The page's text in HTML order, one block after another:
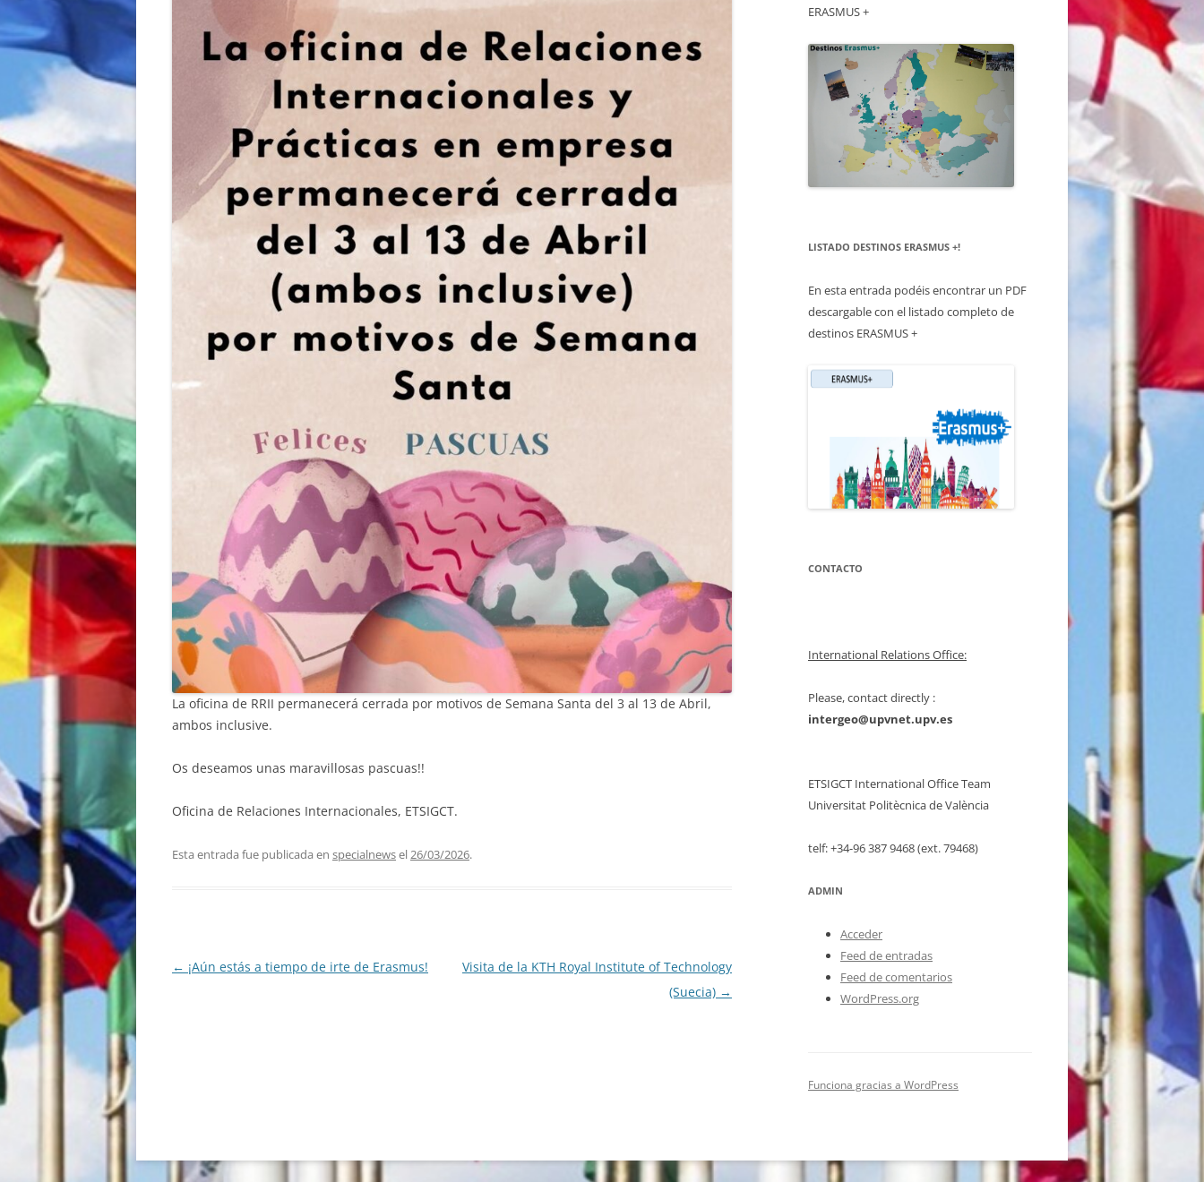
La oficina de RRII permanecerá cerrada por motivos de Semana Santa del 3 al 13 de Abril,
ambos inclusive.
Os deseamos unas maravillosas pascuas!!
Oficina de Relaciones Internacionales, ETSIGCT.
Esta entrada fue publicada en specialnewsel26/03/2026.
Navegación
← ¡Aún estás a tiempo de irte de Erasmus!
Visita de la KTH Royal Institute of Technology
(Suecia) →
ERASMUS +
LISTADO DESTINOS ERASMUS +!
En esta entrada podéis encontrar un PDF
descargable con el listado completo de
destinos ERASMUS +
CONTACTO
International Relations Office:
Please, contact directly :
intergeo@upvnet.upv.es
ETSIGCT International Office Team
Universitat Politècnica de València
telf: +34-96 387 9468 (ext. 79468)
ADMIN
Acceder
Feed de entradas
Feed de comentarios
WordPress.org
Funciona gracias a WordPress